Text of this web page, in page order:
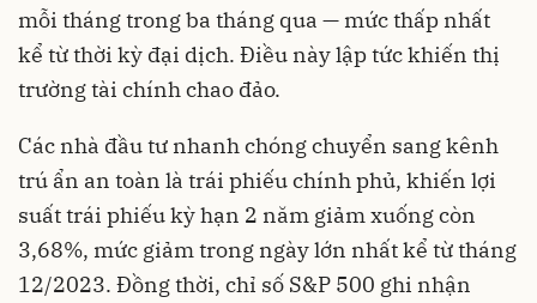
mỗi tháng trong ba tháng qua — mức thấp nhất
kể từ thời kỳ đại dịch. Điều này lập tức khiến thị
trường tài chính chao đảo.
Các nhà đầu tư nhanh chóng chuyển sang kênh
trú ẩn an toàn là trái phiếu chính phủ, khiến lợi
suất trái phiếu kỳ hạn 2 năm giảm xuống còn
3,68%, mức giảm trong ngày lớn nhất kể từ tháng
12/2023. Đồng thời, chỉ số S&P 500 ghi nhận